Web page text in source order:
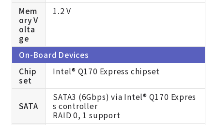
Mem
ory V
olta
ge
1.2 V
On-Board Devices
Chip
set
Intel® Q170 Express chipset
SATA
SATA3 (6Gbps) via Intel® Q170 Expres
s controller
RAID 0, 1 support